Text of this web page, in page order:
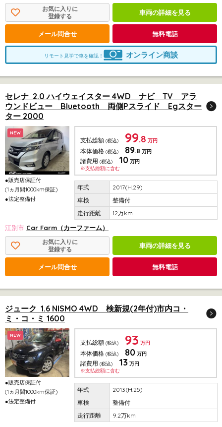
お気に入りに
登録する
車両の詳細を見る
メール問合せ 無料電話
リモート見学で車を確認！ オンライン商談
セレナ 2.0 ハイウェイスター 4WD ナビ TV アラ
ウンドビュー Bluetooth 両側Pスライド Egスター
ター 2000
NEW
●販売店保証付
(1ヵ月間1000km保証)
●法定整備付
支払総額 (税込) 99.8 万円
本体価格 (税込) 89.8 万円
諸費用 (税込) 10 万円
※支払総額に含む
2017(H.29)
整備付
12万km
江別市 Car Farm（カーファーム）
お気に入りに
登録する
車両の詳細を見る
メール問合せ 無料電話
ジューク 1.6 NISMO 4WD 検新規(2年付)市内コ・
ミ・コ・ミ 1600
NEW
●販売店保証付
(1ヵ月間1000km保証)
●法定整備付
支払総額 (税込) 93 万円
本体価格 (税込) 80 万円
諸費用 (税込) 13 万円
※支払総額に含む
2013(H.25)
整備付
9.2万km